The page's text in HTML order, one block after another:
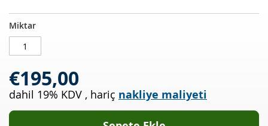
Katalizör
VW
Bora
16v
(1J2)
STOKTA
MEVCUT
Miktar
€195,00
dahil 19% KDV , hariç nakliye maliyeti